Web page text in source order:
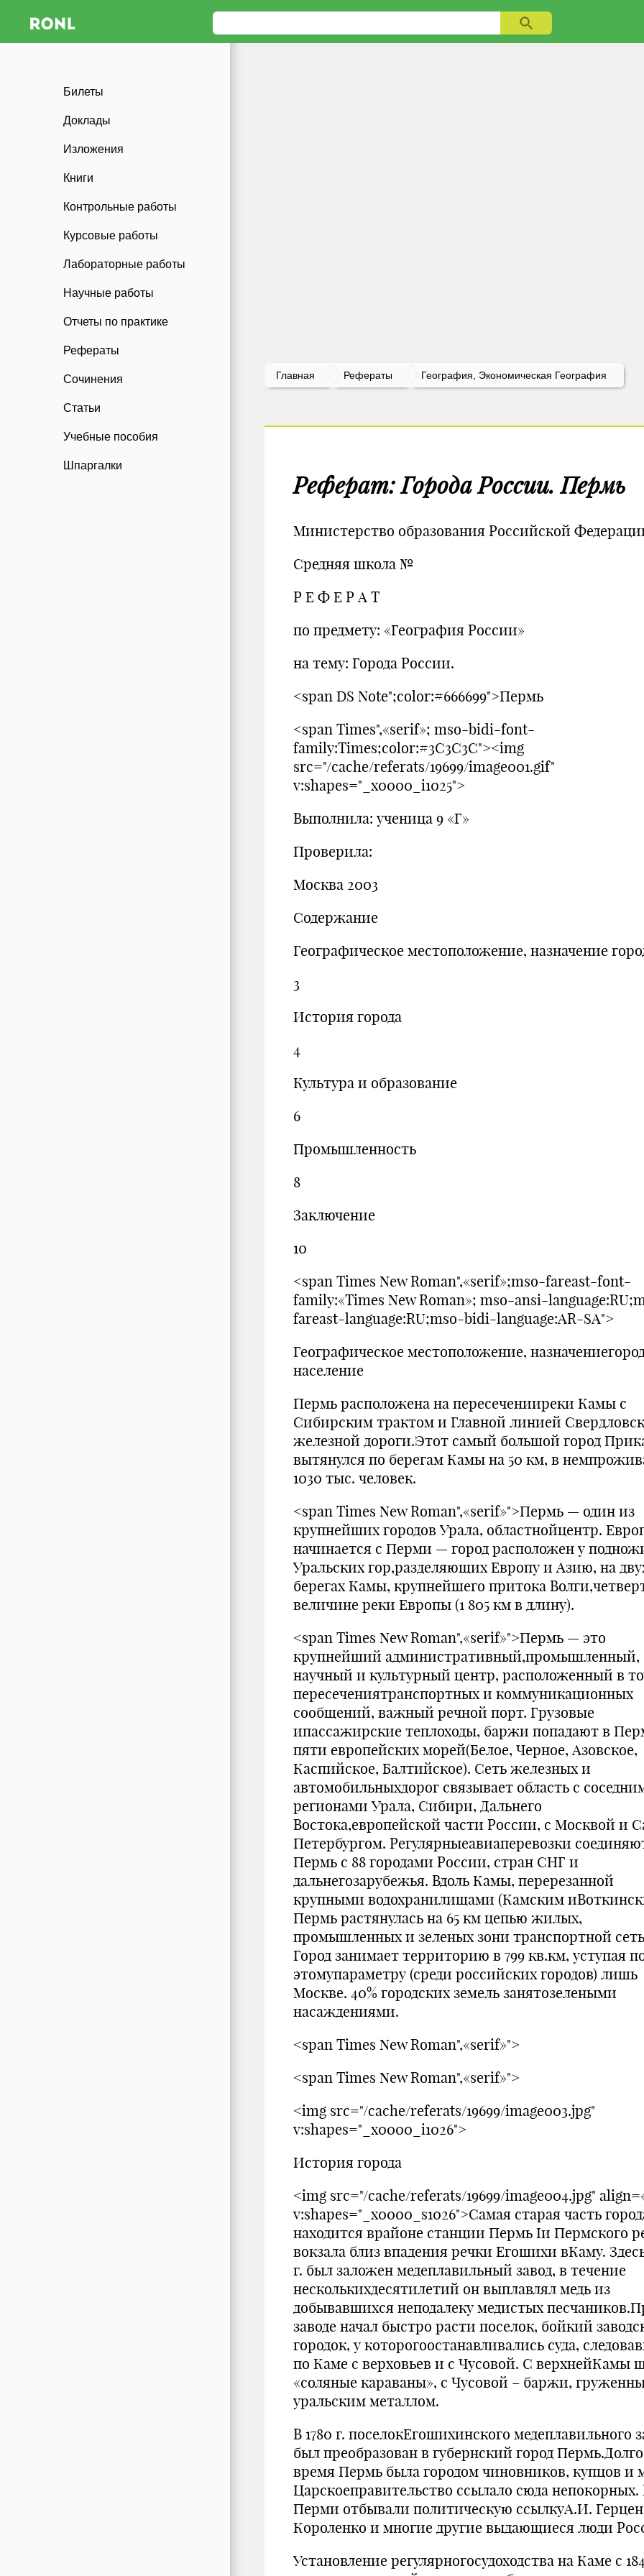
Билеты
Доклады
Изложения
Книги
Контрольные работы
Курсовые работы
Лабораторные работы
Научные работы
Отчеты по практике
Рефераты
Сочинения
Статьи
Учебные пособия
Шпаргалки
Главная Рефераты География, Экономическая География
Реферат: Города России. Пермь
Министерство образования Российской
Средняя школа №
Р Е Ф Е Р А Т
по предмету: «География России»
на тему: Города России.
<span DS Note";color:#666699">Пермь
<span Times",«serif»; mso-bidi-font-
family:Times;color:#3C3C3C"><img
src="/cache/referats/19699/image001.gif"
v:shapes="_x0000_i1025">
Выполнила: ученица 9 «Г»
Проверила:
Москва 2003
Содержание
Географическое местоположение, назначение
3
История города
4
Культура и образование
6
Промышленность
8
Заключение
10
<span Times New Roman",«serif»;mso-fareast-font-
family:«Times New Roman»; mso-ansi-
fareast-language:RU;mso-bidi-language:AR-SA">
Географическое местоположение,
население
Пермь расположена на пересеченииреки Камы с
Сибирским трактом и Главной линией
железной дороги.Этот самый большой город
вытянулся по берегам Камы на 50 км, в
1030 тыс. человек.
<span Times New Roman",«serif»">Пермь — один из
крупнейших городов Урала, областнойцентр.
начинается с Перми — город расположен у
Уральских гор,разделяющих Европу и Азию, на
берегах Камы, крупнейшего притока
величине реки Европы (1 805 км в длину).
<span Times New Roman",«serif»">Пермь — это
крупнейший административный,промышленный,
научный и культурный центр, расположенный в
пересечениятранспортных и коммуникационных
сообщений, важный речной порт. Грузовые
ипассажирские теплоходы, баржи попадают в
пяти европейских морей(Белое, Черное, Азовское,
Каспийское, Балтийское). Сеть железных и
автомобильныхдорог связывает область с
регионами Урала, Сибири, Дальнего
Востока,европейской части России, с Москвой и
Петербургом. Регулярныеавиаперевозки
Пермь с 88 городами России, стран СНГ и
дальнегозарубежья. Вдоль Камы, перерезанной
крупными водохранилищами (Камским
Пермь растянулась на 65 км цепью жилых,
промышленных и зеленых зони транспортной
Город занимает территорию в 799 кв.км, уступая
этомупараметру (среди российских городов) лишь
Москве. 40% городских земель занятозелеными
насаждениями.
<span Times New Roman",«serif»">
<span Times New Roman",«serif»">
<img src="/cache/referats/19699/image003.jpg"
v:shapes="_x0000_i1026">
История города
<img src="/cache/referats/19699/image004.jpg"
v:shapes="_x0000_s1026">Самая старая часть
находится врайоне станции Пермь Iи Пермского
вокзала близ впадения речки Егошихи вКаму. Здесь
г. был заложен медеплавильный завод, в течение
несколькихдесятилетий он выплавлял медь из
добывавшихся неподалеку медистых
заводе начал быстро расти поселок, бойкий
городок, у которогоостанавливались суда,
по Каме с верховьев и с Чусовой. С верхнейКамы
«соляные караваны», с Чусовой – баржи,
уральским металлом.
В 1780 г. поселокЕгошихинского медеплавильного
был преобразован в губернский город
время Пермь была городом чиновников, купцов и
Царскоеправительство ссылало сюда непокорных.
Перми отбывали политическую ссылкуА.И.
Короленко и многие другие выдающиеся люди
Установление регулярногосудоходства на Каме с